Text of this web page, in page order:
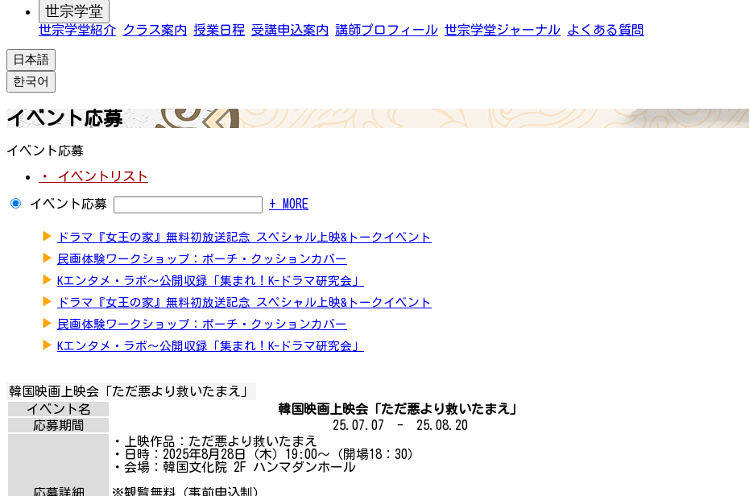
世宗学堂
世宗学堂紹介 クラス案内 授業日程 受講申込案内 講師プロフィール 世宗学堂ジャーナル よくある質問
日本語
한국어
イベント応募
イベント応募
・ イベントリスト
イベント応募 + MORE
▶ ドラマ『女王の家』無料初放送記念 スペシャル上映&トークイベント
▶ 民画体験ワークショップ：ポーチ・クッションカバー
▶ Kエンタメ・ラボ～公開収録「集まれ！K-ドラマ研究会」
▶ ドラマ『女王の家』無料初放送記念 スペシャル上映&トークイベント
▶ 民画体験ワークショップ：ポーチ・クッションカバー
▶ Kエンタメ・ラボ～公開収録「集まれ！K-ドラマ研究会」
韓国映画上映会「ただ悪より救いたまえ」
イベント名
韓国映画上映会「ただ悪より救いたまえ」
応募期間
25.07.07 - 25.08.20
応募詳細
・上映作品：ただ悪より救いたまえ
・日時：2025年8月28日（木）19:00～（開場18：30）
・会場：韓国文化院 2F ハンマダンホール
※観覧無料（事前申込制）